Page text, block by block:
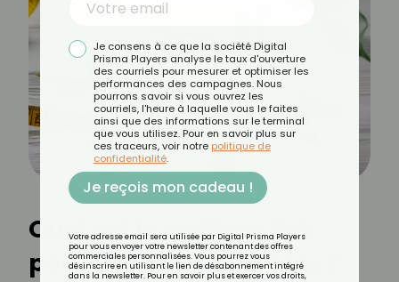
Quel est le meilleur thé
pour brûler les graisses ?
Je consens à ce que la société Digital
Prisma Players analyse le taux d'ouverture
des courriels pour mesurer et optimiser les
performances des campagnes. Nous
pourrons savoir si vous ouvrez les
courriels, l'heure à laquelle vous le faites
ainsi que des informations sur le terminal
que vous utilisez. Pour en savoir plus sur
ces traceurs, voir notre politique de
confidentialité.
Je reçois mon cadeau !
Votre adresse email sera utilisée par Digital Prisma Players
pour vous envoyer votre newsletter contenant des offres
commerciales personnalisées. Vous pourrez vous
désinscrire en utilisant le lien de désabonnement intégré
dans la newsletter. Pour en savoir plus et exercer vos droits,